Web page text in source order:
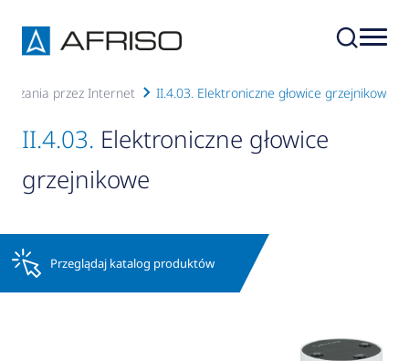
przez Internet II.4.03. Elektroniczne głowice grzejnikowe
II.4.03. Elektroniczne głowice
grzejnikowe
Przeglądaj katalog produktów